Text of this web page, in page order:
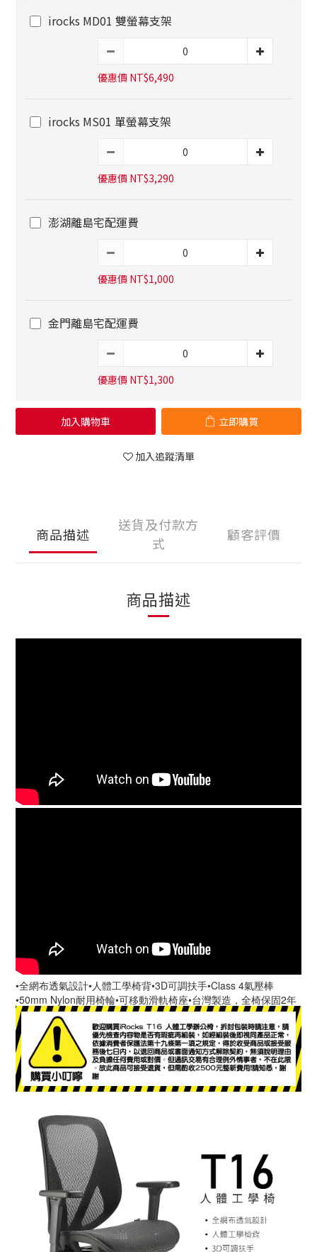
irocks MD01 雙螢幕支架
優惠價 NT$6,490
irocks MS01 單螢幕支架
優惠價 NT$3,290
澎湖離島宅配運費
優惠價 NT$1,000
金門離島宅配運費
優惠價 NT$1,300
加入購物車 立即購買
加入追蹤清單
商品描述
送貨及付款方
式
顧客評價
商品描述
•全網布透氣設計•人體工學椅背•3D可調扶手•Class 4氣壓棒
•50mm Nylon耐用椅輪•可移動滑軌椅座•台灣製造，全椅保固2年